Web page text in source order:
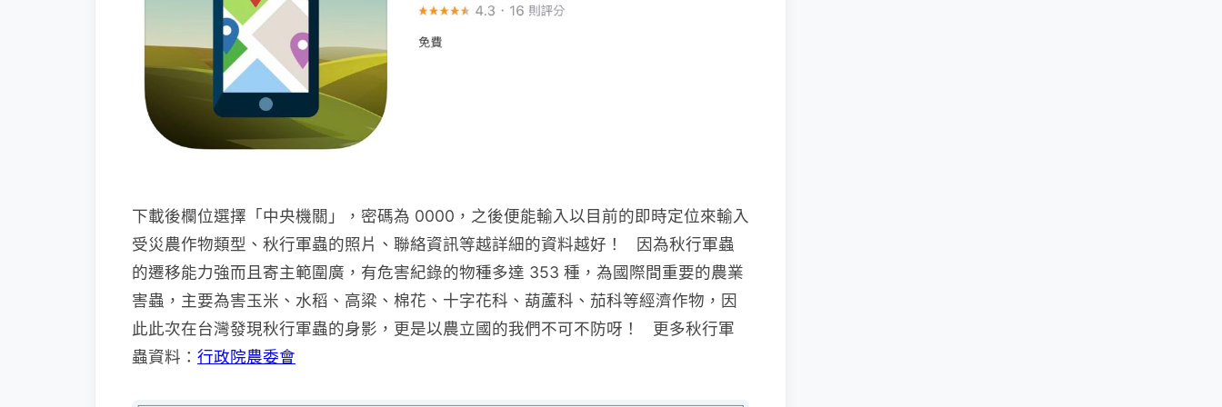
下載後欄位選擇「中央機關」，密碼為 0000，之後便能輸入以目前的即時定位來輸入
受災農作物類型、秋行軍蟲的照片、聯絡資訊等越詳細的資料越好！ 因為秋行軍蟲
的遷移能力強而且寄主範圍廣，有危害紀錄的物種多達 353 種，為國際間重要的農業
害蟲，主要為害玉米、水稻、高粱、棉花、十字花科、葫蘆科、茄科等經濟作物，因
此此次在台灣發現秋行軍蟲的身影，更是以農立國的我們不可不防呀！ 更多秋行軍
蟲資料： 行政院農委會